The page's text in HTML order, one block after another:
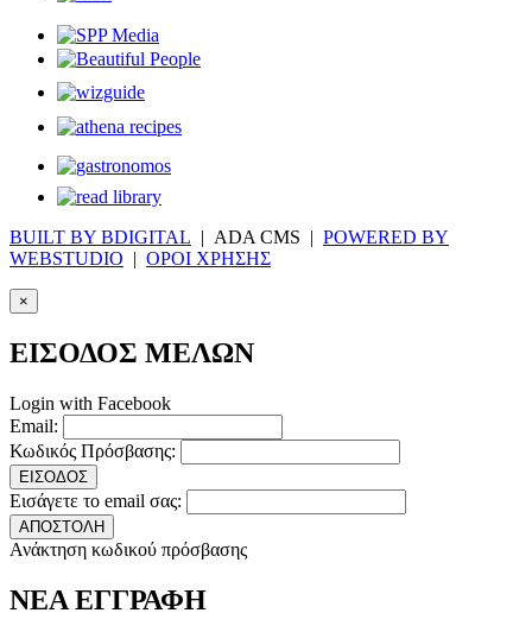
BUILT BY BDIGITAL | ADA CMS | POWERED BY
WEBSTUDIO | ΟΡΟΙ ΧΡΗΣΗΣ
×
ΕΙΣΟΔΟΣ ΜΕΛΩΝ
Login with Facebook
Email:
Κωδικός Πρόσβασης:
ΕΙΣΟΔΟΣ
Εισάγετε το email σας:
ΑΠΟΣΤΟΛΗ
Ανάκτηση κωδικού πρόσβασης
ΝΕΑ ΕΓΓΡΑΦΗ